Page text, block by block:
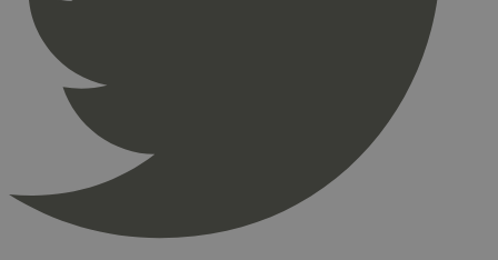
minutter
sekunder
pageviewCount
.svanemerket.no
nelapi-product-archive-filters
svanemerket.no
nelapi-last-visited-category